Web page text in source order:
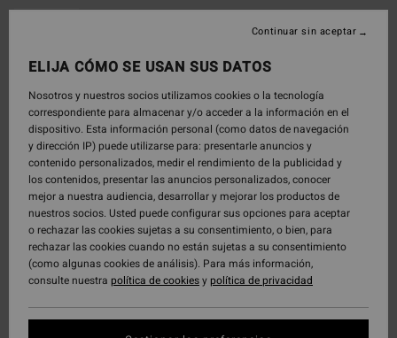
ELIJA CÓMO SE USAN SUS DATOS
Nosotros y nuestros socios utilizamos cookies o la tecnología
correspondiente para almacenar y/o acceder a la información en el
dispositivo. Esta información personal (como datos de navegación
y dirección IP) puede utilizarse para: presentarle anuncios y
contenido personalizados, medir el rendimiento de la publicidad y
los contenidos, presentar las anuncios personalizados, conocer
mejor a nuestra audiencia, desarrollar y mejorar los productos de
nuestros socios. Usted puede configurar sus opciones para aceptar
o rechazar las cookies sujetas a su consentimiento, o bien, para
rechazar las cookies cuando no están sujetas a su consentimiento
(como algunas cookies de análisis). Para más información,
consulte nuestra política de cookiesypolítica de privacidad
Continuar sin aceptar